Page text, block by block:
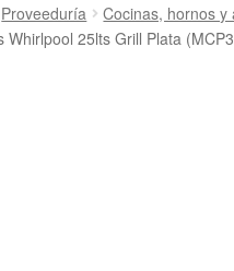
Proveeduría
Cocinas, hornos y
Whirlpool 25lts Grill Plata